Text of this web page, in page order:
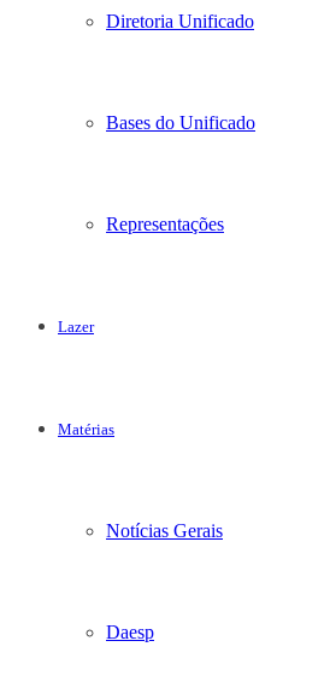
Diretoria Unificado
Bases do Unificado
Representações
Lazer
Matérias
Notícias Gerais
Daesp